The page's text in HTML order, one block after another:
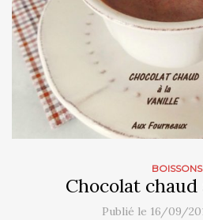
BOISSONS
Chocolat chaud
Publié le 16/09/